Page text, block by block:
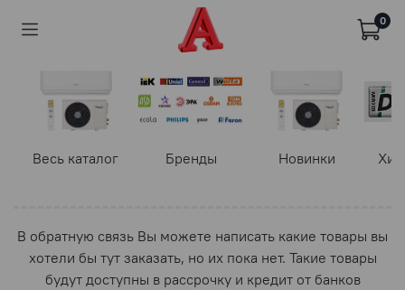
0
Весь каталог Бренды Новинки
В обратную связь Вы можете написать какие товары вы
хотели бы тут заказать, но их пока нет. Такие товары
будут доступны в рассрочку и кредит от банков